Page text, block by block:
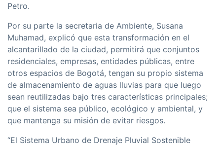
Petro.
Por su parte la secretaria de Ambiente, Susana
Muhamad, explicó que esta transformación en el
alcantarillado de la ciudad, permitirá que conjuntos
residenciales, empresas, entidades públicas, entre
otros espacios de Bogotá, tengan su propio sistema
de almacenamiento de aguas lluvias para que luego
sean reutilizadas bajo tres características principales;
que el sistema sea público, ecológico y ambiental, y
que mantenga su misión de evitar riesgos.
“El Sistema Urbano de Drenaje Pluvial Sostenible